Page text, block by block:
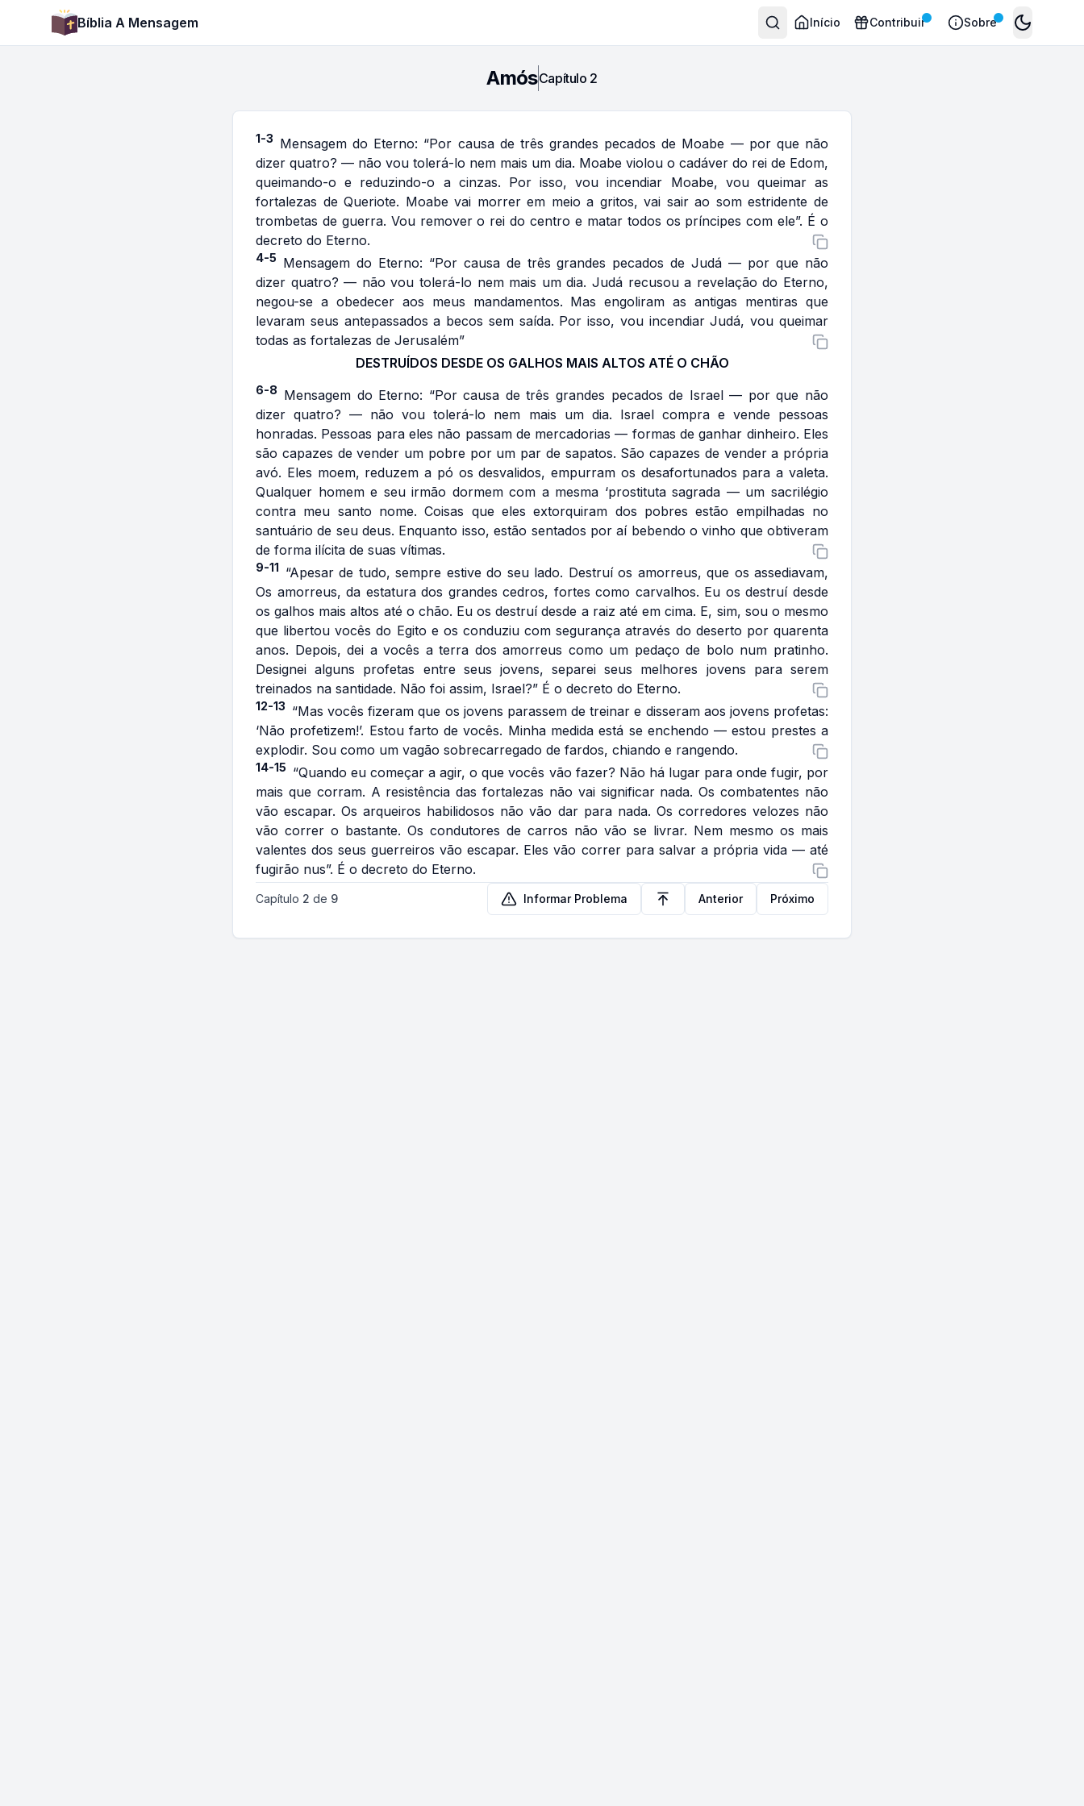
Bíblia A Mensagem Início Contribuir Sobre
Toggle
AmósCapítulo 2
1-3 Mensagem do Eterno: “Por causa de três grandes pecados de Moabe — por que não
dizer quatro? — não vou tolerá-lo nem mais um dia. Moabe violou o cadáver do rei de Edom,
queimando-o e reduzindo-o a cinzas. Por isso, vou incendiar Moabe, vou queimar as
fortalezas de Queriote. Moabe vai morrer em meio a gritos, vai sair ao som estridente de
trombetas de guerra. Vou remover o rei do centro e matar todos os príncipes com ele”. É o
decreto do Eterno.
4-5 Mensagem do Eterno: “Por causa de três grandes pecados de Judá — por que não
dizer quatro? — não vou tolerá-lo nem mais um dia. Judá recusou a revelação do Eterno,
negou-se a obedecer aos meus mandamentos. Mas engoliram as antigas mentiras que
levaram seus antepassados a becos sem saída. Por isso, vou incendiar Judá, vou queimar
todas as fortalezas de Jerusalém”
DESTRUÍDOS DESDE OS GALHOS MAIS ALTOS ATÉ O CHÃO
6-8 Mensagem do Eterno: “Por causa de três grandes pecados de Israel — por que não
dizer quatro? — não vou tolerá-lo nem mais um dia. Israel compra e vende pessoas
honradas. Pessoas para eles não passam de mercadorias — formas de ganhar dinheiro. Eles
são capazes de vender um pobre por um par de sapatos. São capazes de vender a própria
avó. Eles moem, reduzem a pó os desvalidos, empurram os desafortunados para a valeta.
Qualquer homem e seu irmão dormem com a mesma ‘prostituta sagrada — um sacrilégio
contra meu santo nome. Coisas que eles extorquiram dos pobres estão empilhadas no
santuário de seu deus. Enquanto isso, estão sentados por aí bebendo o vinho que obtiveram
de forma ilícita de suas vítimas.
9-11 “Apesar de tudo, sempre estive do seu lado. Destruí os amorreus, que os assediavam,
Os amorreus, da estatura dos grandes cedros, fortes como carvalhos. Eu os destruí desde
os galhos mais altos até o chão. Eu os destruí desde a raiz até em cima. E, sim, sou o mesmo
que libertou vocês do Egito e os conduziu com segurança através do deserto por quarenta
anos. Depois, dei a vocês a terra dos amorreus como um pedaço de bolo num pratinho.
Designei alguns profetas entre seus jovens, separei seus melhores jovens para serem
treinados na santidade. Não foi assim, Israel?” É o decreto do Eterno.
12-13 “Mas vocês fizeram que os jovens parassem de treinar e disseram aos jovens profetas:
‘Não profetizem!’. Estou farto de vocês. Minha medida está se enchendo — estou prestes a
explodir. Sou como um vagão sobrecarregado de fardos, chiando e rangendo.
14-15 “Quando eu começar a agir, o que vocês vão fazer? Não há lugar para onde fugir, por
mais que corram. A resistência das fortalezas não vai significar nada. Os combatentes não
vão escapar. Os arqueiros habilidosos não vão dar para nada. Os corredores velozes não
vão correr o bastante. Os condutores de carros não vão se livrar. Nem mesmo os mais
valentes dos seus guerreiros vão escapar. Eles vão correr para salvar a própria vida — até
fugirão nus”. É o decreto do Eterno.
Capítulo 2 de 9 Informar Problema Anterior Próximo